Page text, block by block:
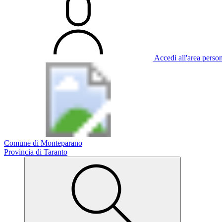
Accedi all'area
Comune di Monteparano
Provincia di Taranto